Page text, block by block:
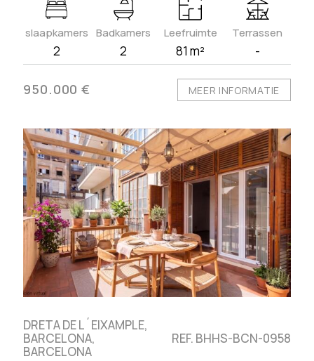
slaapkamers
2
Badkamers
2
Leefruimte
81 m²
Terrassen
-
950.000 € MEER INFORMATIE
DRETA DE L´EIXAMPLE,
BARCELONA,
BARCELONA
REF. BHHS-BCN-0958